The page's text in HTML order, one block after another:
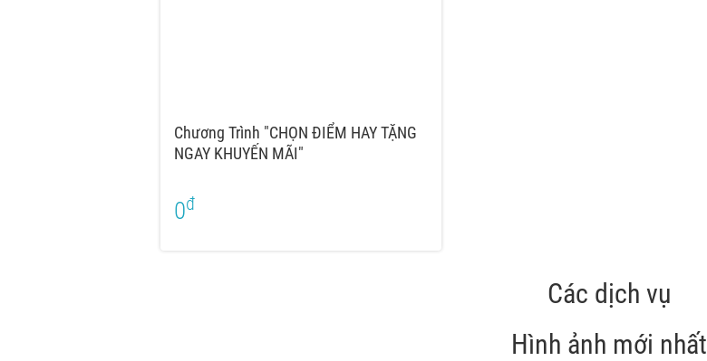
Chương Trình "CHỌN ĐIỂM HAY TẶNG
NGAY KHUYẾN MÃI"
0đ
Các dịch vụ
Hình ảnh mới nhất